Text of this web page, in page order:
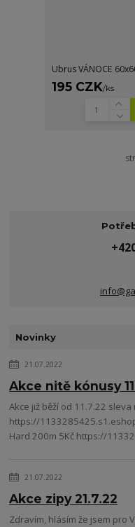
Ubrus VÁNOCE
195 CZK/ks
Novinky
21.07.2022
Akce nitě kónusy
Akce již běží od 11.7.22
https://
Hard 200m 5Kč https://
21.07.2022
Akce zipy 21.7.22
Zdravím, hlásím že jsem pro